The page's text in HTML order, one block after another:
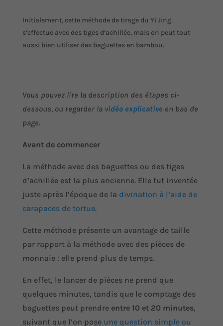
Initialement, cette méthode de tirage du Yi Jing
s’effectue avec des tiges d’achillée, mais on peut tout
aussi bien utiliser des baguettes en bambou.
Vous pouvez lire la description des étapes ci-
dessous, ou regarder la vidéo explicative en bas de
page.
Avant de commencer
La méthode avec des baguettes ou des tiges
d’achillée est la plus ancienne. Elle fut inventée
juste après l’époque de la divination à l’aide de
carapaces de tortue.
Cette méthode présente un avantage de taille
par rapport à la méthode avec des pièces de
monnaie : elle prend plus de temps.
En effet, le lancer de pièces ne prend que
quelques minutes, tandis que le comptage des
baguettes peut prendre entre 10 et 20 minutes,
suivant que l’on pose une question simple ou